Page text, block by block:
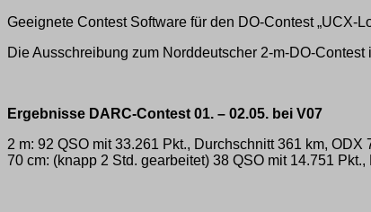
Geeignete Contest Software für den DO-Contest „UCX-
Die Ausschreibung zum Norddeutscher 2-m-DO-
Ergebnisse DARC-Contest 01. – 02.05. bei V07
2 m: 92 QSO mit 33.261 Pkt., Durchschnitt 361 km, ODX
70 cm: (knapp 2 Std. gearbeitet) 38 QSO mit 14.751